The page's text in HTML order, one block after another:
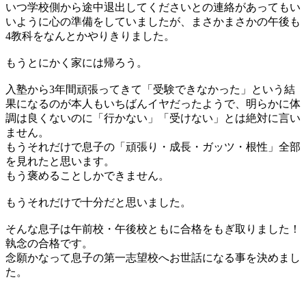
いつ学校側から途中退出してくださいとの連絡があってもい
いように心の準備をしていましたが、まさかまさかの午後も
4教科をなんとかやりきりました。
もうとにかく家には帰ろう。
入塾から3年間頑張ってきて「受験できなかった」という結
果になるのが本人もいちばんイヤだったようで、明らかに体
調は良くないのに「行かない」「受けない」とは絶対に言い
ません。
もうそれだけで息子の「頑張り・成長・ガッツ・根性」全部
を見れたと思います。
もう褒めることしかできません。
もうそれだけで十分だと思いました。
そんな息子は午前校・午後校ともに合格をもぎ取りました！
執念の合格です。
念願かなって息子の第一志望校へお世話になる事を決めまし
た。